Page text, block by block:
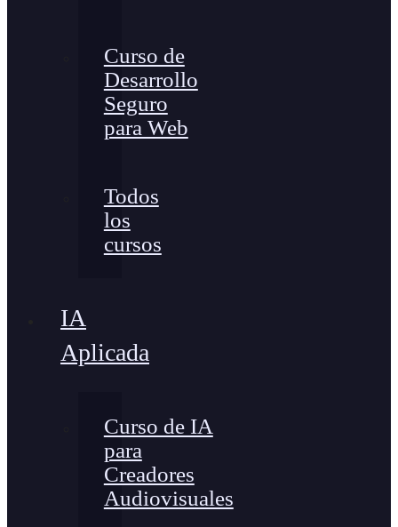
Curso de
Desarrollo
Seguro
para Web
Todos
los
cursos
IA
Aplicada
Curso de IA
para
Creadores
Audiovisuales